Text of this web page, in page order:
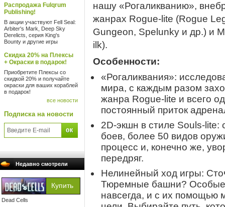
Распродажа Fulqrum
Publishing!
В акции участвуют Fell Seal:
Arbiter's Mark, Deep Sky
Derelicts, серия King's
Bounty и другие игры
Скидка 20% на Плексы
+ Окраски в подарок!
Приобретите Плексы со
скидкой 20% и получайте
окраски для ваших кораблей
в подарок!
все новости
Подписка на новости
Недавно смотрели
Dead Cells
нашу «Рогаликванию»,
жанрах Rogue-lite (Rogue
Gungeon, Spelunky и др.) и
ilk).
Особенности:
«Рогаликвания»:
мира, с каждым разом
жанра Rogue-lite и всего
постоянный приток
2D-экшн в стиле Souls-
боев, более 50 видов
процесс и, конечно же,
передряг.
Нелинейный ход игры:
Тюремные башни? Особые
навсегда, и с их помощью